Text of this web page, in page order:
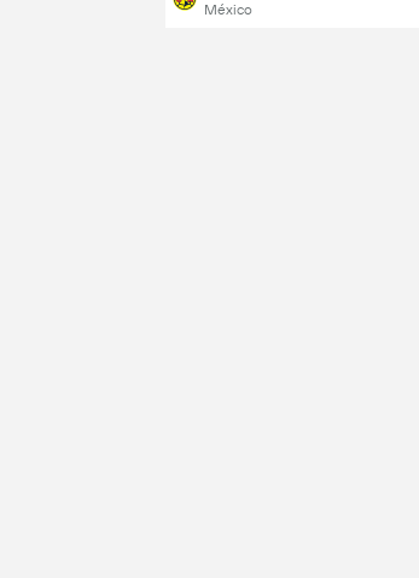
México